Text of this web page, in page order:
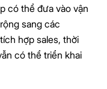
có thể đưa vào vận
sang các
hợp sales, thời
có thể triển khai